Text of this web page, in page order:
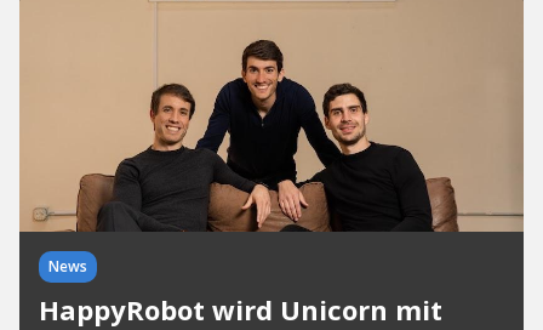
News
HappyRobot wird Unicorn mit